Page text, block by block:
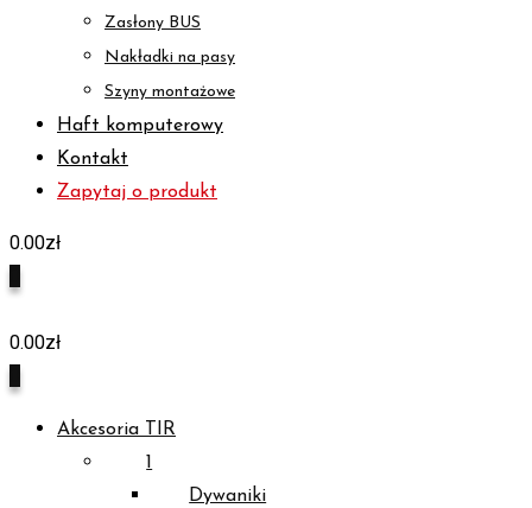
Zasłony BUS
Nakładki na pasy
Szyny montażowe
Haft komputerowy
Kontakt
Zapytaj o produkt
0.00zł
0.00zł
Akcesoria TIR
1
Dywaniki